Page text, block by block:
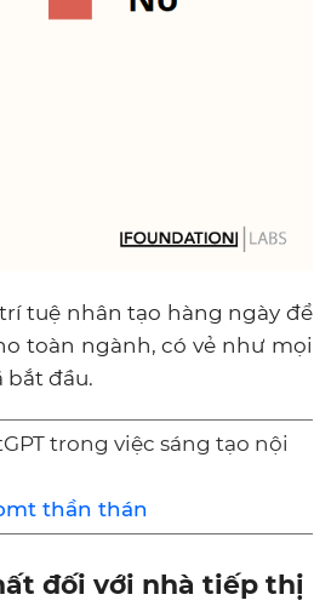
tuệ nhân tạo hàng ngày để
toàn ngành, có vẻ như mọi
bắt đầu.
trong việc sáng tạo nội
thần thán
đối với nhà tiếp thị